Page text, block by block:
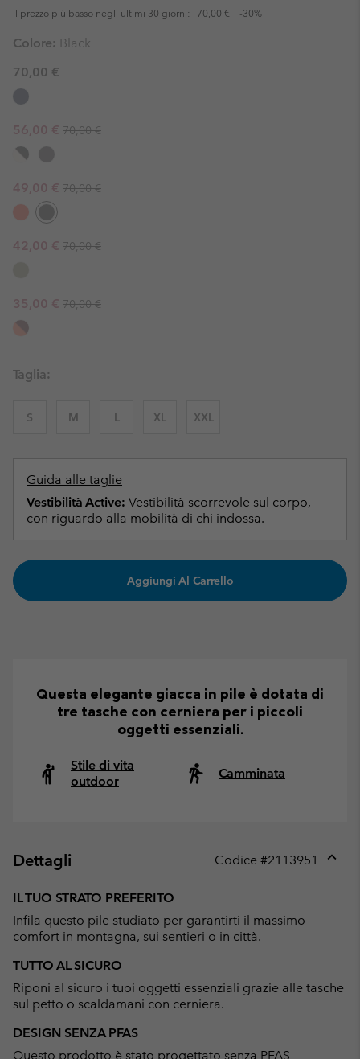
Il prezzo più basso negli ultimi 30 giorni: 70,00 € -30%
Colore: Black
70,00 €
Sale price:
56,00 € Regular price:
70,00 €
Sale price:
49,00 € Regular price:
70,00 €
Sale price:
42,00 € Regular price:
70,00 €
Sale price:
35,00 € Regular price:
70,00 €
Taglia:
S M L XL XXL
Guida alle taglie
Vestibilità Active: Vestibilità scorrevole sul corpo,
con riguardo alla mobilità di chi indossa.
Aggiungi Al Carrello
Questa elegante giacca in pile è dotata di
tre tasche con cerniera per i piccoli
oggetti essenziali.
Stile di vita
outdoor
Camminata
Dettagli Codice #2113951
IL TUO STRATO PREFERITO
Infila questo pile studiato per garantirti il massimo
comfort in montagna, sui sentieri o in città.
TUTTO AL SICURO
Riponi al sicuro i tuoi oggetti essenziali grazie alle tasche
sul petto o scaldamani con cerniera.
DESIGN SENZA PFAS
Questo prodotto è stato progettato senza PFAS